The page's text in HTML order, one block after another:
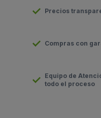
Precios
Compras con
Equipo de
todo el proceso